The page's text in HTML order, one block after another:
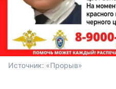
Источник: «Прорыв»